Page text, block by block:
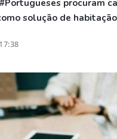
#Portugueses procuram
solução de habitação